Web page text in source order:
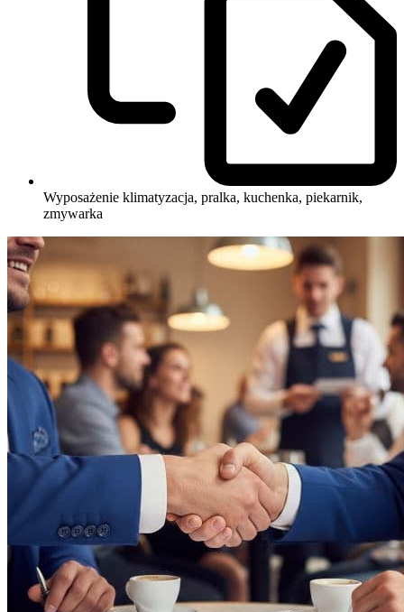
Wyposażenie klimatyzacja, pralka, kuchenka, piekarnik,
zmywarka